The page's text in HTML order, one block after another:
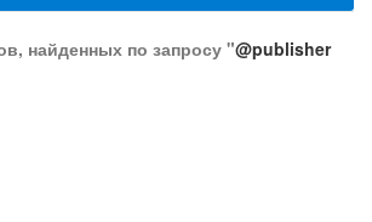
найденных по запросу "@publisher